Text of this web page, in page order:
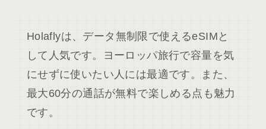
Holaflyは、データ無制限で使えるeSIMと
して人気です。ヨーロッパ旅行で容量を気
にせずに使いたい人には最適です。また、
最大60分の通話が無料で楽しめる点も魅力
です。